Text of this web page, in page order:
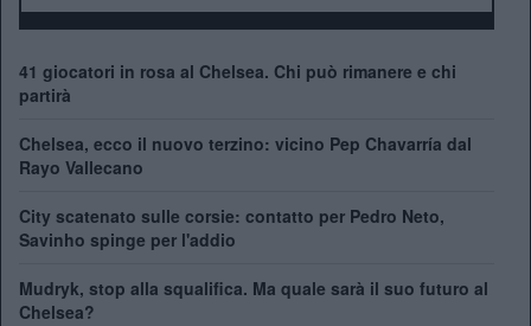
41 giocatori in rosa al Chelsea. Chi può rimanere e chi
partirà
Chelsea, ecco il nuovo terzino: vicino Pep Chavarría dal
Rayo Vallecano
City scatenato sulle corsie: contatto per Pedro Neto,
Savinho spinge per l'addio
Mudryk, stop alla squalifica. Ma quale sarà il suo futuro al
Chelsea?